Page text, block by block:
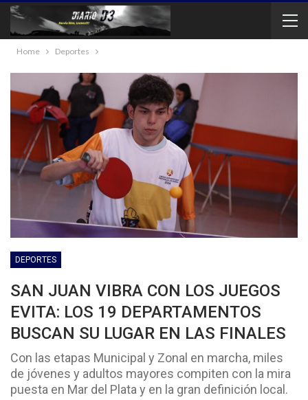
Home Deportes
DEPORTES
SAN JUAN VIBRA CON LOS JUEGOS
EVITA: LOS 19 DEPARTAMENTOS
BUSCAN SU LUGAR EN LAS FINALES
Con las etapas Municipal y Zonal en marcha, miles
de jóvenes y adultos mayores compiten con la mira
puesta en Mar del Plata y en la gran definición local.